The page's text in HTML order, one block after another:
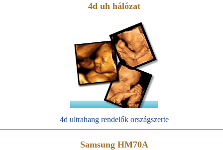
4d uh hálózat
4d ultrahang rendelők országszerte
Samsung HM70A